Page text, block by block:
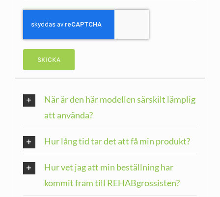
När är den här modellen särskilt lämplig
att använda?
Hur lång tid tar det att få min produkt?
Hur vet jag att min beställning har
kommit fram till REHABgrossisten?